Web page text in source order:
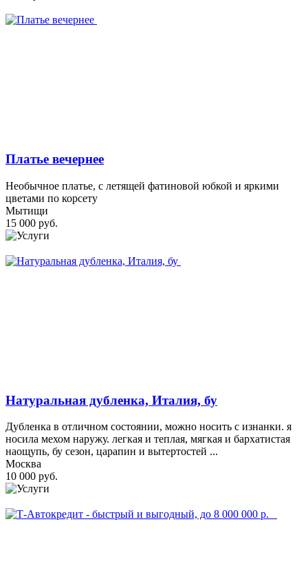
Платье вечернее
Необычное платье, с летящей фатиновой юбкой и яркими
цветами по корсету
Мытищи
15 000 руб.
Натуральная дубленка, Италия, бу
Дубленка в отличном состоянии, можно носить с изнанки. я
носила мехом наружу. легкая и теплая, мягкая и бархатистая
наощупь, бу сезон, царапин и вытертостей ...
Москва
10 000 руб.